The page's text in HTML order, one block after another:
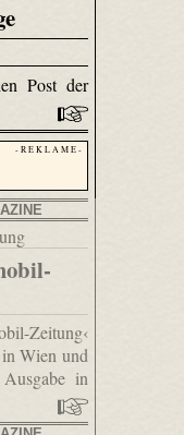
Post der
- R E K L A M E -
Zeitung‹
Wien und
in